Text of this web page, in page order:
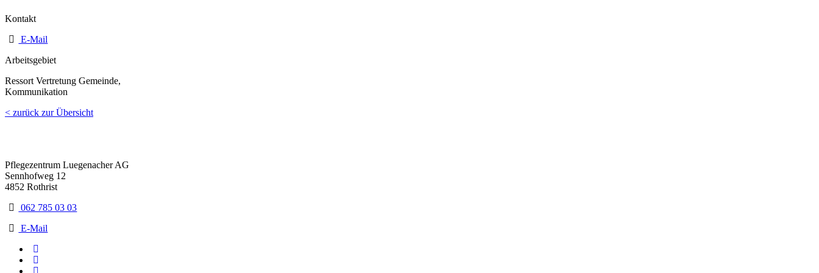
Kontakt
E-Mail
Arbeitsgebiet
Ressort Vertretung Gemeinde,
Kommunikation
< zurück zur Übersicht
Pflegezentrum Luegenacher AG
Sennhofweg 12
4852 Rothrist
062 785 03 03
E-Mail